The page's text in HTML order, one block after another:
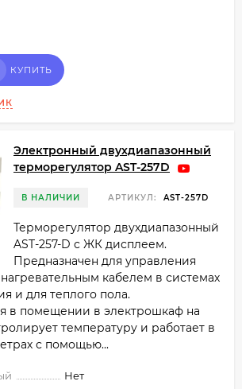
КУПИТЬ
Электронный двухдиапазонный
терморегулятор AST-257D
В НАЛИЧИИ АРТИКУЛ: AST-257D
Терморегулятор двухдиапазонный
AST-257-D с ЖК дисплеем.
Предназначен для управления
кабелем в системах
и для теплого пола.
в помещении в электрошкаф на
температуру и работает в
с помощью...
Нет